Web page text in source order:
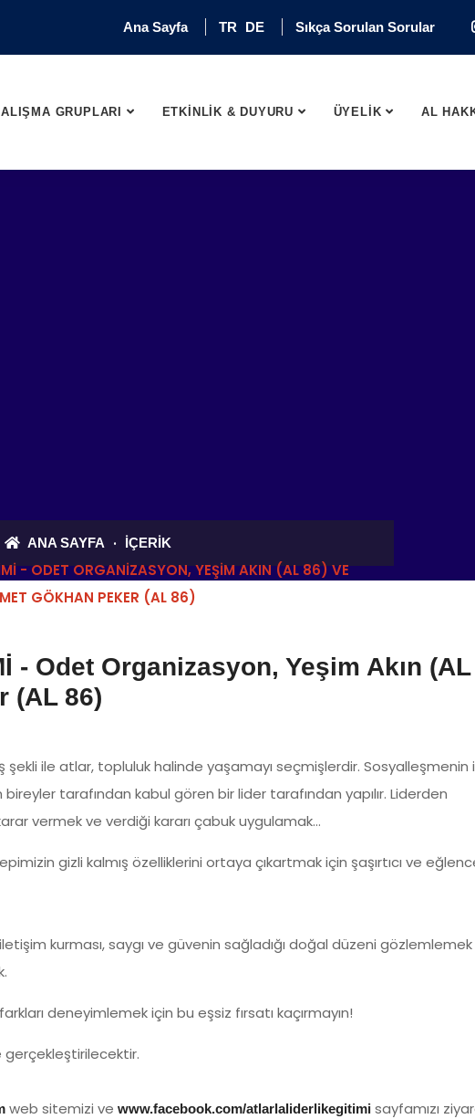
Ana Sayfa TR DE Sıkça Sorulan Sorular
GRUPLARI ETKİNLİK & DUYURU ÜYELİK AL
ANA SAYFA İÇERIK
- ODET ORGANIZASYON, YEŞIM AKIN (AL 86) VE
GÖKHAN PEKER (AL 86)
- Odet Organizasyon, Yeşim Akın (AL
(AL 86)
şekli ile atlar, topluluk halinde yaşamayı seçmişlerdir. Sosyalleşmenin
tarafından kabul gören bir lider tarafından yapılır. Liderden
vermek ve verdiği kararı çabuk uygulamak…
gizli kalmış özelliklerini ortaya çıkartmak için şaşırtıcı ve
kurması, saygı ve güvenin sağladığı doğal düzeni gözlemlemek
deneyimlemek için bu eşsiz fırsatı kaçırmayın!
gerçekleştirilecektir.
web sitemizi ve www.facebook.com/atlarlaliderlikegitimi sayfamızı